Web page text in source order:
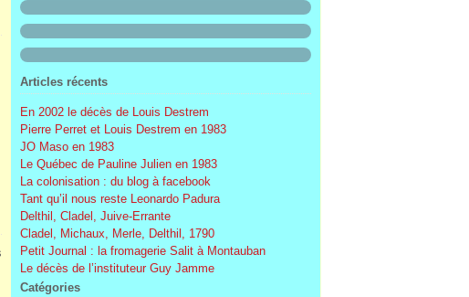
Articles récents
En 2002 le décès de Louis Destrem
Pierre Perret et Louis Destrem en 1983
JO Maso en 1983
Le Québec de Pauline Julien en 1983
La colonisation : du blog à facebook
Tant qu’il nous reste Leonardo Padura
Delthil, Cladel, Juive-Errante
Cladel, Michaux, Merle, Delthil, 1790
Petit Journal : la fromagerie Salit à Montauban
Le décès de l’instituteur Guy Jamme
Catégories